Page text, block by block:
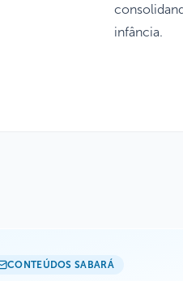
infância.
CONTEÚDOS SABARÁ